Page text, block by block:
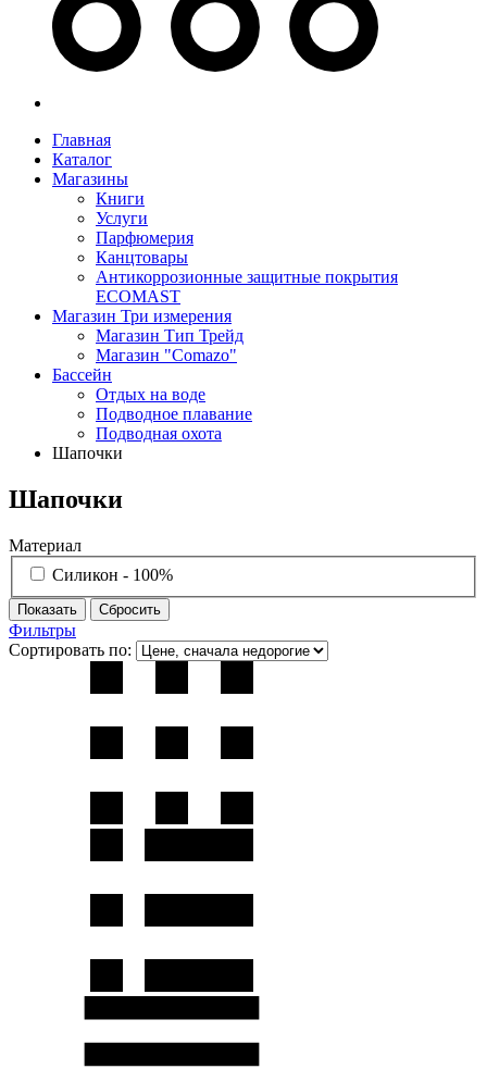
Главная
Каталог
Магазины
Книги
Услуги
Парфюмерия
Канцтовары
Антикоррозионные защитные покрытия
ECOMAST
Магазин Три измерения
Магазин Тип Трейд
Магазин "Comazo"
Бассейн
Отдых на воде
Подводное плавание
Подводная охота
Шапочки
Шапочки
Материал
Силикон - 100%
Фильтры
Сортировать по: